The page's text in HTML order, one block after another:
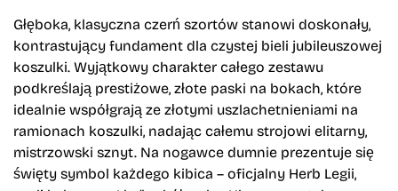
Głęboka, klasyczna czerń szortów stanowi doskonały,
kontrastujący fundament dla czystej bieli jubileuszowej
koszulki. Wyjątkowy charakter całego zestawu
podkreślają prestiżowe, złote paski na bokach, które
idealnie współgrają ze złotymi uszlachetnieniami na
ramionach koszulki, nadając całemu strojowi elitarny,
mistrzowski sznyt. Na nogawce dumnie prezentuje się
święty symbol każdego kibica – oficjalny Herb Legii,